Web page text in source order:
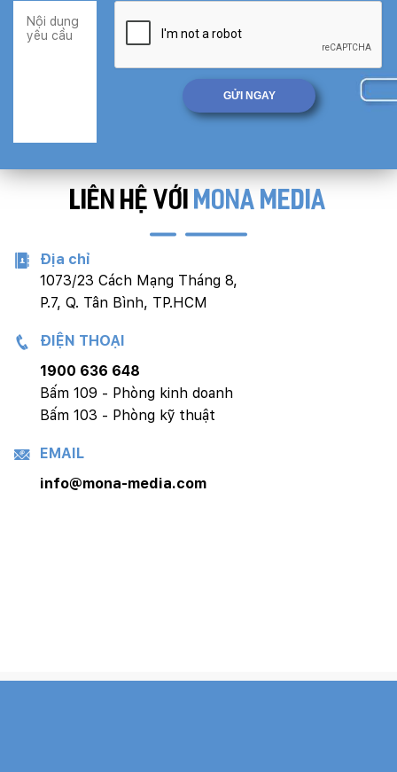
LIÊN HỆ VỚI MONA MEDIA
Địa chỉ
1073/23 Cách Mạng Tháng 8,
P.7, Q. Tân Bình, TP.HCM
ĐIỆN THOẠI
1900 636 648
Bấm 109 - Phòng kinh doanh
Bấm 103 - Phòng kỹ thuật
EMAIL
info@mona-media.com